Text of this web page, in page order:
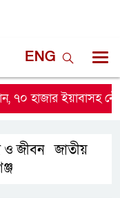
ENG
হাজার ইয়াবাসহ নৌকা
ও জীবন ,জাতীয়